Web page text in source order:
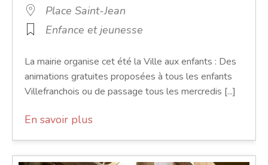
Place Saint-Jean
Enfance et jeunesse
La mairie organise cet été la Ville aux enfants : Des
animations gratuites proposées à tous les enfants
Villefranchois ou de passage tous les mercredis [...]
En savoir plus